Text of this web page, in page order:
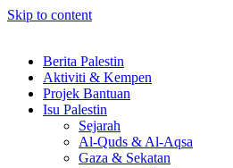
Skip to content
Berita Palestin
Aktiviti & Kempen
Projek Bantuan
Isu Palestin
Sejarah
Al-Quds & Al-Aqsa
Gaza & Sekatan